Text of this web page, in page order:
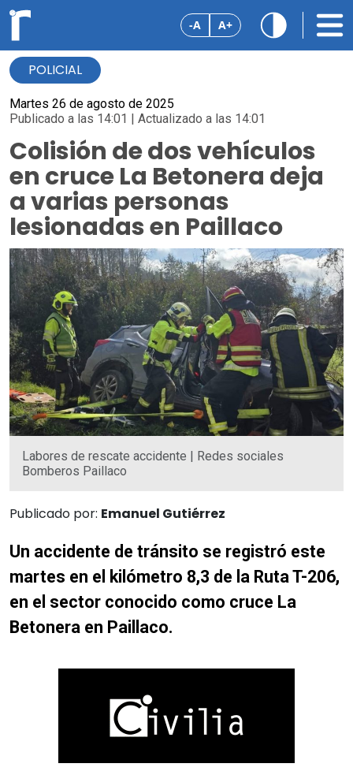
-A A+
POLICIAL
Martes 26 de agosto de 2025
Publicado a las 14:01 | Actualizado a las 14:01
Colisión de dos vehículos
en cruce La Betonera deja
a varias personas
lesionadas en Paillaco
Labores de rescate accidente | Redes sociales
Bomberos Paillaco
Publicado por: Emanuel Gutiérrez
Un accidente de tránsito se registró este
martes en el kilómetro 8,3 de la Ruta T-206,
en el sector conocido como cruce La
Betonera en Paillaco.